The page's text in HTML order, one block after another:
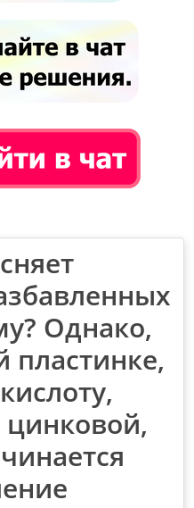
Однако,
пластинке,
цинковой,